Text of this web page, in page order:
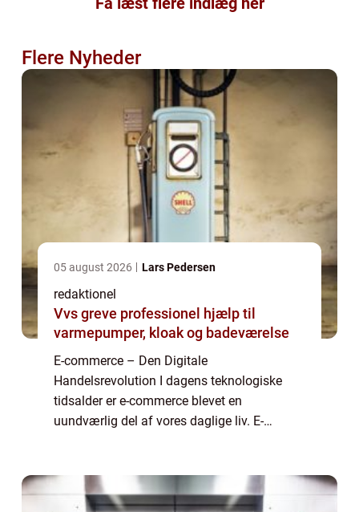
Flere Nyheder
05 august 2026 Lars Pedersen
redaktionel
Vvs greve professionel hjælp til
varmepumper, kloak og badeværelse
E-commerce – Den Digitale
Handelsrevolution I dagens teknologiske
tidsalder er e-commerce blevet en
uundværlig del af vores daglige liv. E-
over internette...